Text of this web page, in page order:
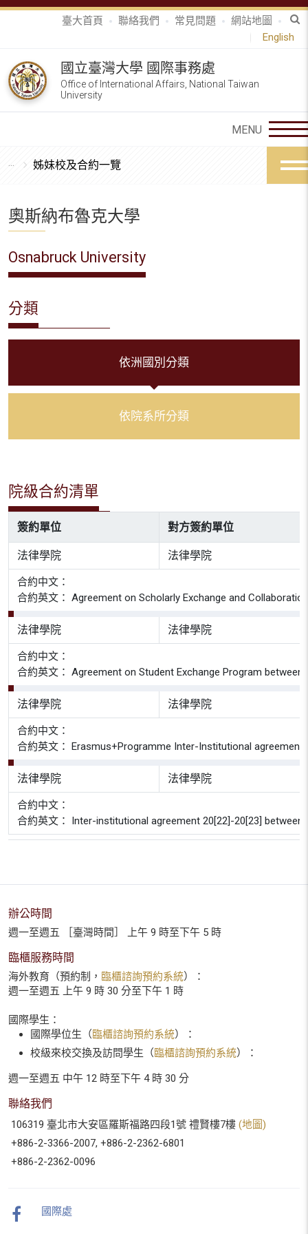
臺大首頁 聯絡我們 常見問題
網站地圖
English
國立臺灣大學 國際事務處
Office of International Affairs, National Taiwan
University
姊妹校及合約一覽
奧斯納布魯克大學
Osnabruck University
分類
依洲國別分類
依院系所分類
院級合約清單
簽約單位 對方簽約單位
法律學院 法律學院
合約中文：
合約英文： Agreement on Scholarly Exchange and
法律學院 法律學院
合約中文：
合約英文： Agreement on Student Exchange Program
法律學院 法律學院
合約中文：
合約英文： Erasmus+Programme Inter-Institutional
法律學院 法律學院
合約中文：
合約英文： Inter-institutional agreement 20[22]-20[23]
辦公時間
週一至週五 ［臺灣時間］ 上午 9 時至下午 5 時
臨櫃服務時間
海外教育（預約制， 臨櫃諮詢預約系統）：
週一至週五 上午 9 時 30 分至下午 1 時
國際學生：
國際學位生（臨櫃諮詢預約系統）：
校級來校交換及訪問學生（臨櫃諮詢預約系統）：
週一至週五 中午 12 時至下午 4 時 30 分
聯絡我們
106319 臺北市大安區羅斯福路四段1號 禮賢樓7樓 (地圖)
+886-2-3366-2007, +886-2-2362-6801
+886-2-2362-0096
國際處